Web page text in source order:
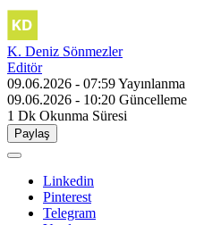
K. Deniz Sönmezler
Editör
09.06.2026 - 07:59Yayınlanma
09.06.2026 - 10:20 Güncelleme
1 Dk Okunma Süresi
Paylaş
Linkedin
Pinterest
Telegram